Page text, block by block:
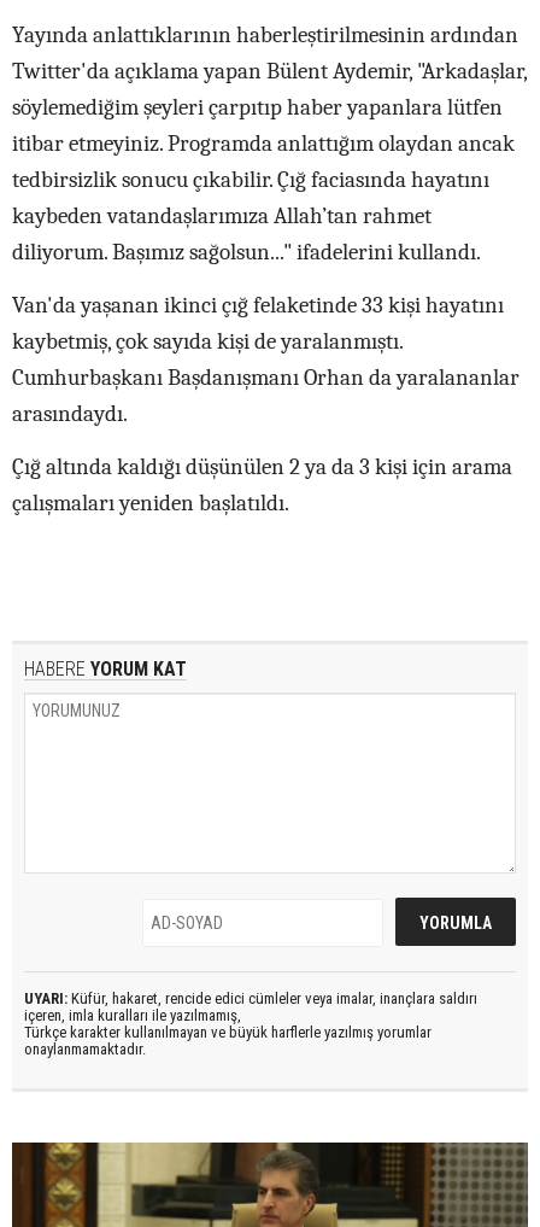
Yayında anlattıklarının haberleştirilmesinin ardından
Twitter'da açıklama yapan Bülent Aydemir, "Arkadaşlar,
söylemediğim şeyleri çarpıtıp haber yapanlara lütfen
itibar etmeyiniz. Programda anlattığım olaydan ancak
tedbirsizlik sonucu çıkabilir. Çığ faciasında hayatını
kaybeden vatandaşlarımıza Allah’tan rahmet
diliyorum. Başımız sağolsun..." ifadelerini kullandı.
Van'da yaşanan ikinci çığ felaketinde 33 kişi hayatını
kaybetmiş, çok sayıda kişi de yaralanmıştı.
Cumhurbaşkanı Başdanışmanı Orhan da yaralananlar
arasındaydı.
Çığ altında kaldığı düşünülen 2 ya da 3 kişi için arama
çalışmaları yeniden başlatıldı.
HABERE YORUM KAT
UYARI: Küfür, hakaret, rencide edici cümleler veya imalar, inançlara saldırı
içeren, imla kuralları ile yazılmamış,
Türkçe karakter kullanılmayan ve büyük harflerle yazılmış yorumlar
onaylanmamaktadır.